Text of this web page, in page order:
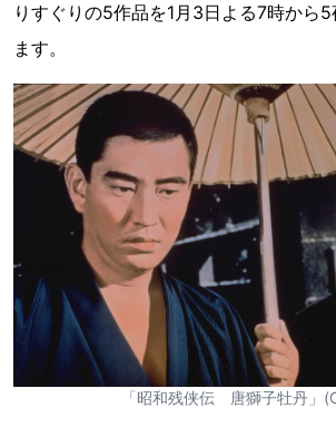
りすぐりの5作品を1月3日よる7時から
ます。
「昭和残侠伝 唐獅子牡丹」